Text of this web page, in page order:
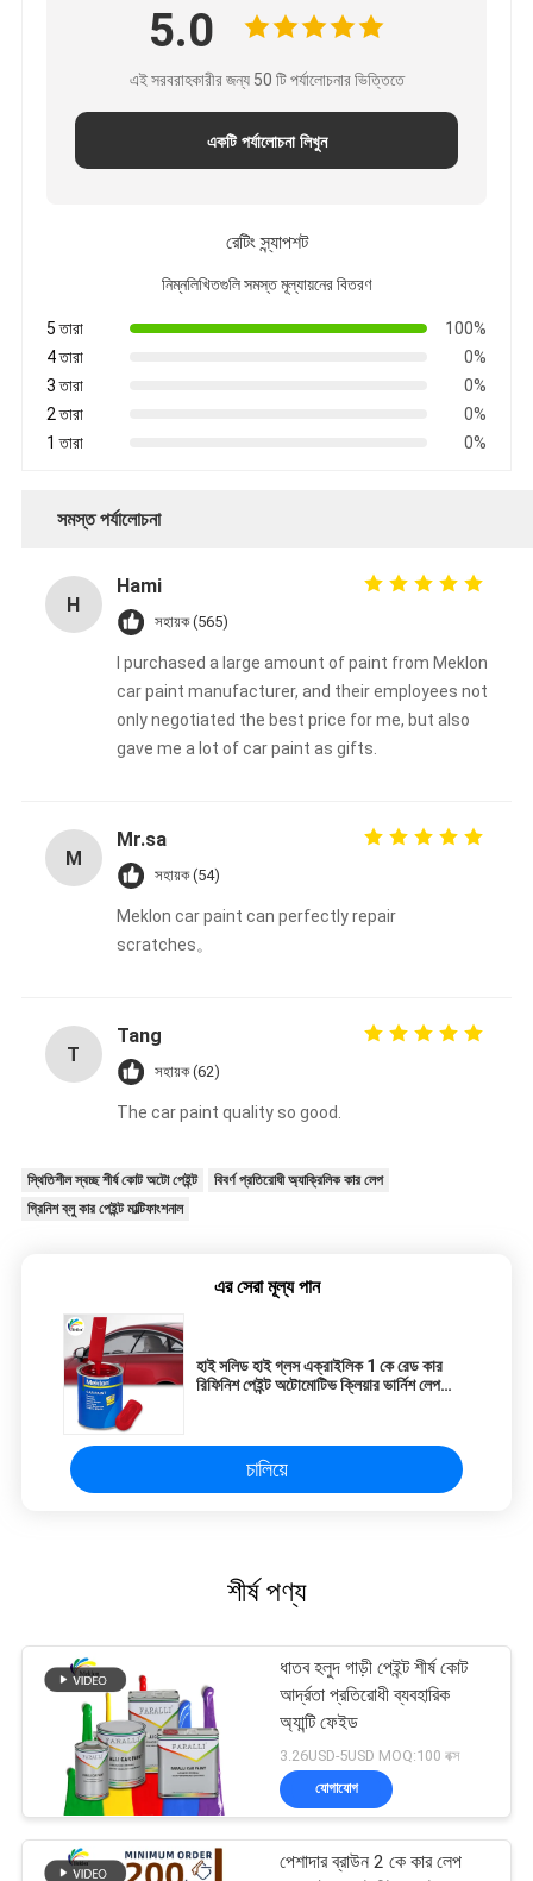
5.0
এই সরবরাহকারীর জন্য 50 টি পর্যালোচনার ভিত্তিতে
একটি পর্যালোচনা লিখুন
রেটিং স্ন্যাপশট
নিম্নলিখিতগুলি সমস্ত মূল্যায়নের বিতরণ
5 তারা
100%
4 তারা
0%
3 তারা
0%
2 তারা
0%
1 তারা
0%
সমস্ত পর্যালোচনা
H
Hami
সহায়ক (565)
I purchased a large amount of paint from Meklon
car paint manufacturer, and their employees not
only negotiated the best price for me, but also
gave me a lot of car paint as gifts.
M
Mr.sa
সহায়ক (54)
Meklon car paint can perfectly repair
scratches。
T
Tang
সহায়ক (62)
The car paint quality so good.
স্থিতিশীল স্বচ্ছ শীর্ষ কোট অটো পেইন্ট
বিবর্ণ প্রতিরোধী অ্যাক্রিলিক কার লেপ
গ্রিনিশ ব্লু কার পেইন্ট মাল্টিফাংশনাল
এর সেরা মূল্য পান
হাই সলিড হাই গ্লস এক্রাইলিক 1 কে রেড কার
রিফিনিশ পেইন্ট অটোমোটিভ ক্লিয়ার ভার্নিশ লেপ
চালিয়ে
শীর্ষ পণ্য
ধাতব হলুদ গাড়ী পেইন্ট শীর্ষ কোট
আর্দ্রতা প্রতিরোধী ব্যবহারিক
অ্যান্টি ফেইড
3.26USD-5USD MOQ:100 বক্স
যোগাযোগ
পেশাদার ব্রাউন 2 কে কার লেপ